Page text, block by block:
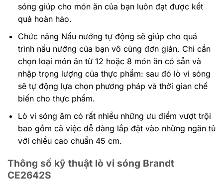
sóng giúp cho món ăn của bạn luôn đạt được kết
quả hoàn hảo.
Chức năng Nấu nướng tự động sẽ giúp cho quá
trình nấu nướng của bạn vô cùng đơn giản. Chỉ cần
chọn loại món ăn từ 12 hoặc 8 món ăn có sẵn và
nhập trọng lượng của thực phẩm: sau đó lò vi sóng
sẽ tự động lựa chọn phương pháp và thời gian chế
biến cho thực phẩm.
Lò vi sóng âm có rất nhiều những ưu điểm vượt trội
bao gồm cả việc dễ dàng lắp đặt vào những ngăn tủ
với chiều cao chuẩn 45 cm.
Thông số kỹ thuật lò vi sóng Brandt
CE2642S